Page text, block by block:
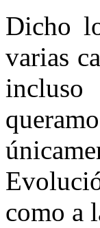
Dicho
varias
como a